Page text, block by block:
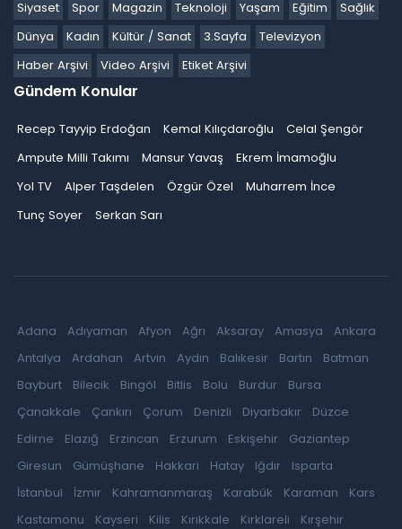
Siyaset
Spor Magazin Teknoloji Yaşam Eğitim
Sağlık
Dünya
Kadın Kültür / Sanat 3.Sayfa
Televizyon
Haber Arşivi
Video Arşivi Etiket Arşivi
Gündem Konular
Recep Tayyip Erdoğan Kemal Kılıçdaroğlu
Celal Şengör
Ampute Milli Takımı
Mansur Yavaş
Ekrem İmamoğlu
Yol TV
Alper Taşdelen Özgür Özel
Muharrem İnce
Tunç Soyer
Serkan Sarı
Adana Adıyaman Afyon Ağrı Aksaray Amasya
Ankara
Antalya
Ardahan Artvin Aydın Balıkesir Bartın
Batman
Bayburt
Bilecik Bingöl Bitlis Bolu Burdur
Bursa
Çanakkale
Çankırı Çorum Denizli Diyarbakır
Düzce
Edirne
Elazığ Erzincan Erzurum Eskişehir
Gaziantep
Giresun
Gümüşhane Hakkari Hatay Iğdır
Isparta
İstanbul
İzmir Kahramanmaraş Karabük Karaman
Kars
Kastamonu
Kayseri Kilis Kırıkkale Kırklareli
Kırşehir